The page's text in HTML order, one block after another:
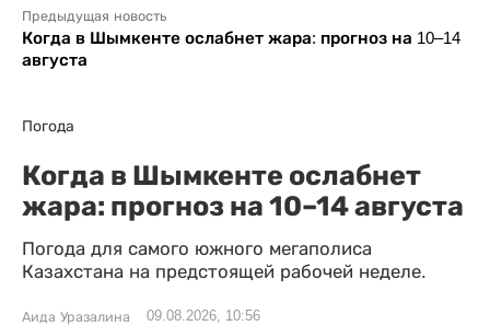
Предыдущая новость
Когда в Шымкенте ослабнет жара: прогноз на 10–14
августа
Погода
Когда в Шымкенте ослабнет
жара: прогноз на 10–14 августа
Погода для самого южного мегаполиса
Казахстана на предстоящей рабочей неделе.
Аида Уразалина 09.08.2026, 10:56